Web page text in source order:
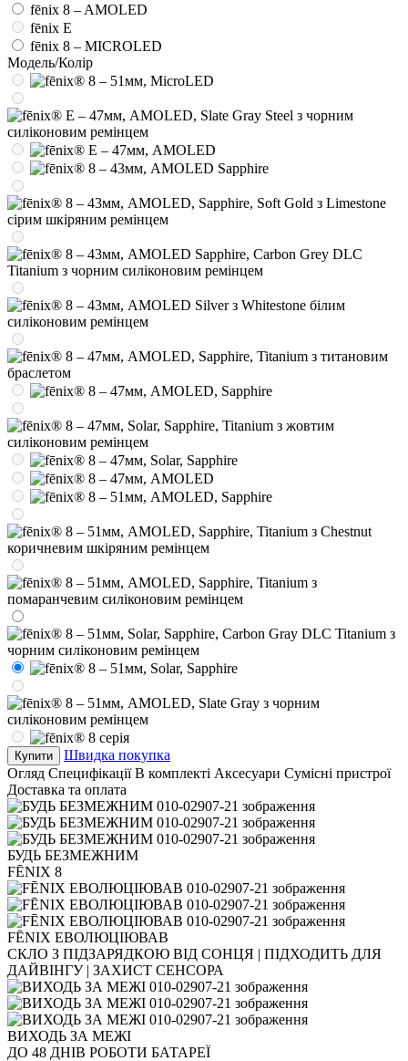
fēnix 8 – AMOLED
fēnix E
fēnix 8 – MICROLED
Модель/Колір
Купити
Швидка покупка
Огляд Специфікації В комплекті Аксесуари Сумісні пристрої
Доставка та оплата
БУДЬ БЕЗМЕЖНИМ
FĒNIX 8
FĒNIX ЕВОЛЮЦІЮВАВ
СКЛО З ПІДЗАРЯДКОЮ ВІД СОНЦЯ | ПІДХОДИТЬ ДЛЯ
ДАЙВІНГУ | ЗАХИСТ СЕНСОРА
ВИХОДЬ ЗА МЕЖІ
ДО 48 ДНІВ РОБОТИ БАТАРЕЇ